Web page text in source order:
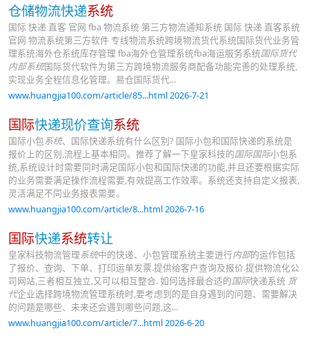
仓储物流快递系统
国际 快递 直客 官网 fba 物流系统 第三方物流通知系统 国际 快递 直客系统
官网 物流系统第三方软件 专线物流系统跨境物流货代系统国际货代业务管
理系统海外仓系统库存管理 fba海外仓管理系统fba海运服务系统国际货代
内部系统国际货代软件为第三方跨境物流服务商配备功能完善的处理系统,
实现业务全程信息化管理。易仓国际货代...
www.huangjia100.com/article/85...html 2026-7-21
国际快递现价查询系统
国际小包系统、国际快递系统有什么区别? 国际小包和国际快递的系统是
报价上的区别,流程上基本相同。推荐了解一下皇家科技的国际国际小包系
统,系统设计时需要同时满足国际小包和国际快递的功能,并且还要根据实际
的业务需要满足操作流程需要,有效提高工作效率。系统还支持自定义报表,
灵活满足不同业务报表需要。
www.huangjia100.com/article/8...html 2026-7-16
国际快递系统转让
皇家科技物流管理系统中的快递、小包管理系统主要进行内部的运作包括
了报价、查询、下单、打印运单发票.提供给客户查询及报价.提供物流化公
司网站,三者相互独立,又可以相互整合. 如何选择最合适的国际快递系统 货
代企业选择跨境物流管理系统时,要考虑到的是自身遇到的问题、需要解决
的问题是哪些、未来还会遇到哪些问题,这...
www.huangjia100.com/article/7...html 2026-6-20